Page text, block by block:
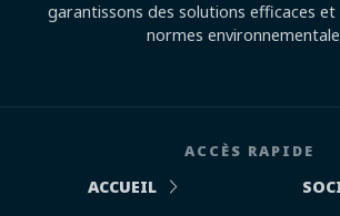
garantissons des solutions efficaces
normes
ACCÈS RAPIDE
ACCUEIL